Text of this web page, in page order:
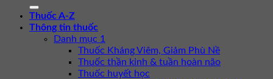
Thuốc A-Z
Thông tin thuốc
Danh mục 1
Thuốc Kháng Viêm, Giảm Phù Nề
Thuốc thần kinh & tuần hoàn não
Thuốc huyết học